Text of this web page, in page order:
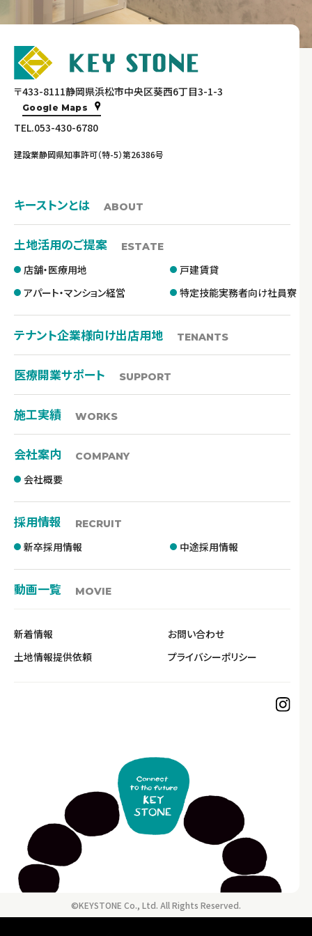
〒433-8111静岡県浜松市中央区葵西6丁目3-1-3
Google Maps
TEL.053-430-6780
建設業静岡県知事許可（特-5）第26386号
キーストンとは ABOUT
土地活用のご提案 ESTATE
店舗・医療用地
戸建賃貸
アパート・マンション経営
特定技能実務者向け社員寮
テナント企業様向け出店用地 TENANTS
医療開業サポート SUPPORT
施工実績 WORKS
会社案内 COMPANY
会社概要
採用情報 RECRUIT
新卒採用情報 中途採用情報
動画一覧 MOVIE
新着情報
お問い合わせ
土地情報提供依頼
プライバシーポリシー
©KEYSTONE Co., Ltd. All Rights Reserved.